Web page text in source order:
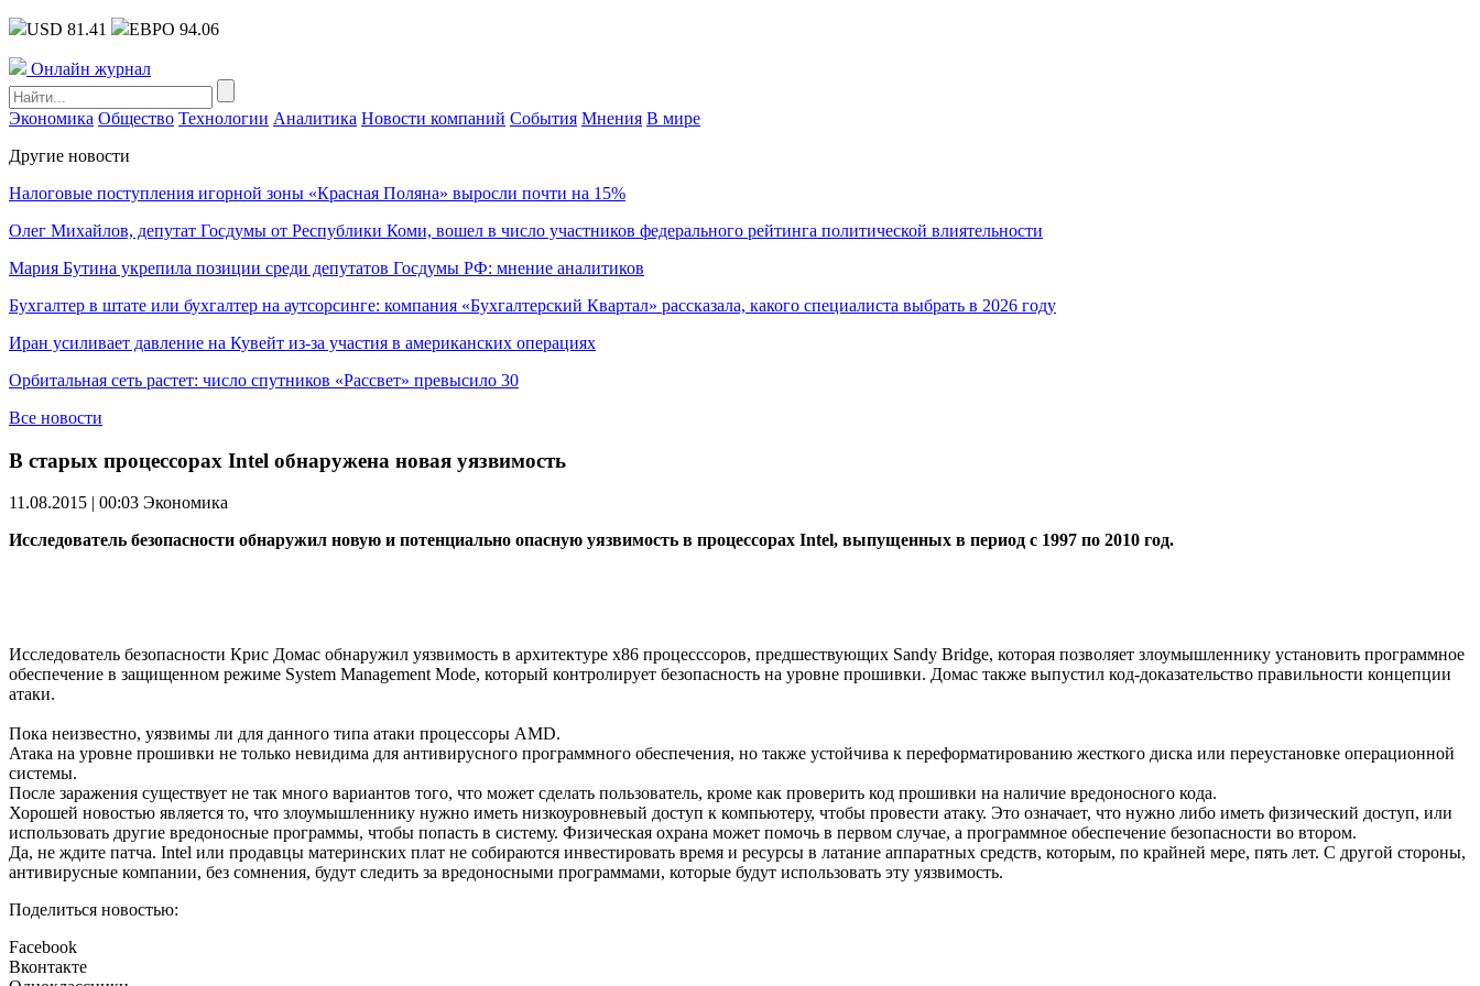
USD 81.41 ЕВРО 94.06
Онлайн журнал
Экономика Общество Технологии Аналитика Новости компаний События Мнения В мире
Другие новости
Налоговые поступления игорной зоны «Красная Поляна» выросли почти на 15%
Олег Михайлов, депутат Госдумы от Республики Коми, вошел в число участников федерального рейтинга политической влиятельности
Мария Бутина укрепила позиции среди депутатов Госдумы РФ: мнение аналитиков
Бухгалтер в штате или бухгалтер на аутсорсинге: компания «Бухгалтерский Квартал» рассказала, какого специалиста выбрать в 2026 году
Иран усиливает давление на Кувейт из-за участия в американских операциях
Орбитальная сеть растет: число спутников «Рассвет» превысило 30
Все новости
В старых процессорах Intel обнаружена новая уязвимость
11.08.2015 | 00:03 Экономика
Исследователь безопасности обнаружил новую и потенциально опасную уязвимость в процессорах Intel, выпущенных в период с 1997 по 2010 год.
Исследователь безопасности Крис Домас обнаружил уязвимость в архитектуре x86 процесссоров, предшествующих Sandy Bridge, которая позволяет злоумышленнику установить программное
обеспечение в защищенном режиме System Management Mode, который контролирует безопасность на уровне прошивки. Домас также выпустил код-доказательство правильности концепции
атаки.
Пока неизвестно, уязвимы ли для данного типа атаки процессоры AMD.
Атака на уровне прошивки не только невидима для антивирусного программного обеспечения, но также устойчива к переформатированию жесткого диска или переустановке операционной
системы.
После заражения существует не так много вариантов того, что может сделать пользователь, кроме как проверить код прошивки на наличие вредоносного кода.
Хорошей новостью является то, что злоумышленнику нужно иметь низкоуровневый доступ к компьютеру, чтобы провести атаку. Это означает, что нужно либо иметь физический доступ, или
использовать другие вредоносные программы, чтобы попасть в систему. Физическая охрана может помочь в первом случае, а программное обеспечение безопасности во втором.
Да, не ждите патча. Intel или продавцы материнских плат не собираются инвестировать время и ресурсы в латание аппаратных средств, которым, по крайней мере, пять лет. С другой стороны,
антивирусные компании, без сомнения, будут следить за вредоносными программами, которые будут использовать эту уязвимость.
Поделиться новостью:
Facebook
Вконтакте